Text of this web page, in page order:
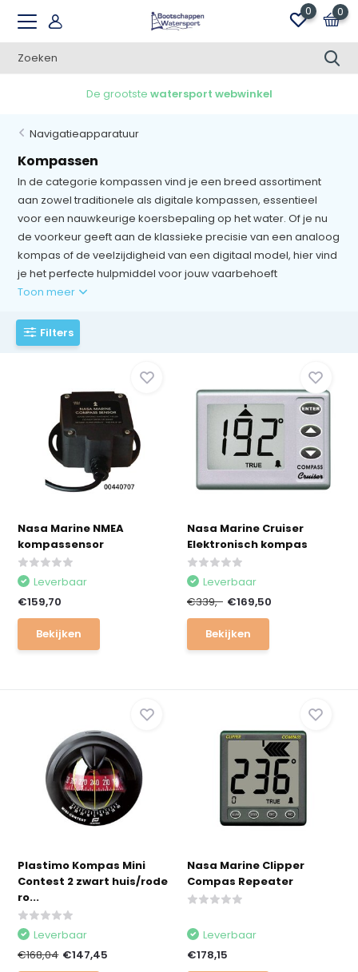
0 0
watersport webwinkel
Navigatieapparatuur
Kompassen
In de categorie kompassen vind je een breed assortiment
aan zowel traditionele als digitale kompassen, essentieel
voor een nauwkeurige koersbepaling op het water. Of je nu
de voorkeur geeft aan de klassieke precisie van een analoog
kompas of de veelzijdigheid van een digitaal model, hier vind
je het perfecte hulpmiddel voor jouw vaarbehoeft
Toon meer
Filters
Nasa Marine NMEA
kompassensor
Leverbaar
€159,70
Bekijken
Nasa Marine Cruiser
Elektronisch kompas
Leverbaar
€339,- €169,50
Bekijken
Plastimo Kompas Mini
Contest 2 zwart huis/rode
ro...
Leverbaar
€168,04 €147,45
Nasa Marine Clipper
Compas Repeater
Leverbaar
€178,15